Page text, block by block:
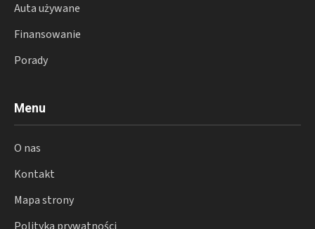
Auta używane
Finansowanie
Porady
Menu
O nas
Kontakt
Mapa strony